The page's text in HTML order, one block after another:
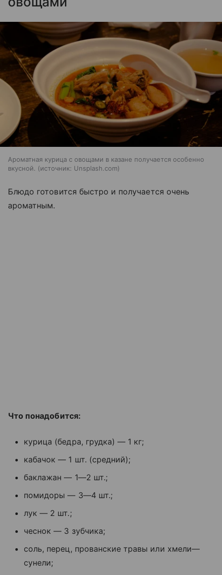
Ароматная курица с овощами в казане получается особенно
вкусной.
источник: Unsplash.com
Блюдо готовится быстро и получается очень
ароматным.
Что понадобится:
курица (бедра, грудка) — 1 кг;
кабачок — 1 шт. (средний);
баклажан — 1—2 шт.;
помидоры — 3—4 шт.;
лук — 2 шт.;
чеснок — 3 зубчика;
соль, перец, прованские травы или хмели—
сунели;